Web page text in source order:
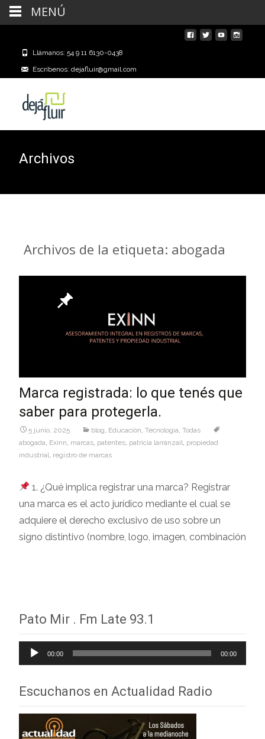
Llámanos: 54 9 11 6130-0438
Escríbenos: dejafluir@gmail.com
Archivos
Archivos de la etiqueta: abogada
Marca registrada: lo que tenés que
saber para protegerla.
5 junio, 2025 blog Educaciòn Tecnologìa Todas
abogada Exinn marcas patentes patricia larranzail propiedad
industrial registro de marcas
1. ¿Qué implica registrar una marca? Registrar
una marca es el acto jurídico mediante el cual se
adquiere el derecho exclusivo de uso sobre un
signo distintivo (nombre, logo, imagen, combinación
Pato Mir . Fm Late 93.1
Reproductor
de
00:00 00:00
Escuchanos en Actualidad Radio
MENÚ